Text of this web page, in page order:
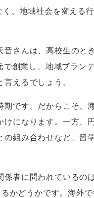
、地域社会を変える
さんは、高校生のと
創業し、地域ブラン
えるでしょう。
です。だからこそ、
けになります。一方、
組み合わせなど、留
者に問われているの
かどうかです。海外